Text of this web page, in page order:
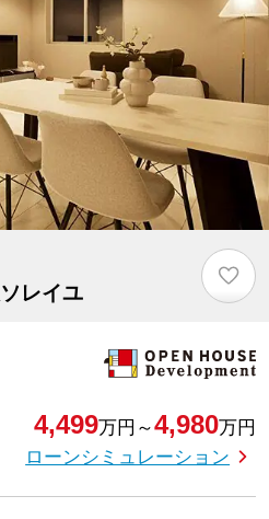
レイユ
♡
4,499万円 ～4,980万円
ローンシミュレーション